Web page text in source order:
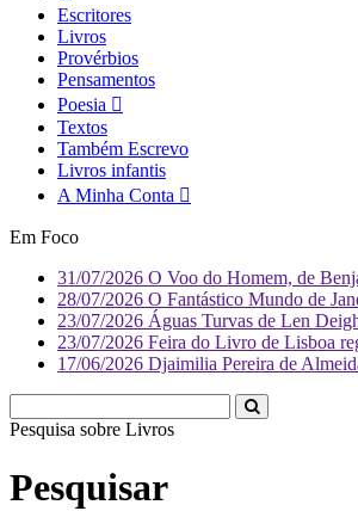
Escritores
Livros
Provérbios
Pensamentos
Poesia
Textos
Também Escrevo
Livros infantis
A Minha Conta
Em Foco
31/07/2026 O Voo do Homem, de
28/07/2026 O Fantástico Mundo de
23/07/2026 Águas Turvas de Len
23/07/2026 Feira do Livro de Lisboa
17/06/2026 Djaimilia Pereira de
Pesquisa sobre L
Pesquisar